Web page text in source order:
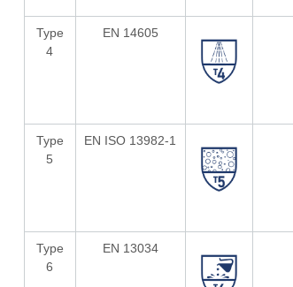
Type
4
EN 14605
Type
5
EN ISO 13982-1
Type
6
EN 13034